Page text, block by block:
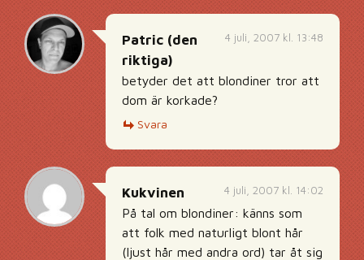
4 juli, 2007 kl. 13:48
Patric (den
riktiga)
betyder det att blondiner tror att
dom är korkade?
Svara
4 juli, 2007 kl. 14:02
Kukvinen
På tal om blondiner: känns som
att folk med naturligt blont hår
(ljust hår med andra ord) tar åt sig